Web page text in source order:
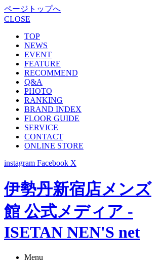
ページトップへ
CLOSE
TOP
NEWS
EVENT
FEATURE
RECOMMEND
Q&A
PHOTO
RANKING
BRAND INDEX
FLOOR GUIDE
SERVICE
CONTACT
ONLINE STORE
instagram Facebook X
伊勢丹新宿店メンズ
館 公式メディア -
ISETAN NEN'S net
Menu